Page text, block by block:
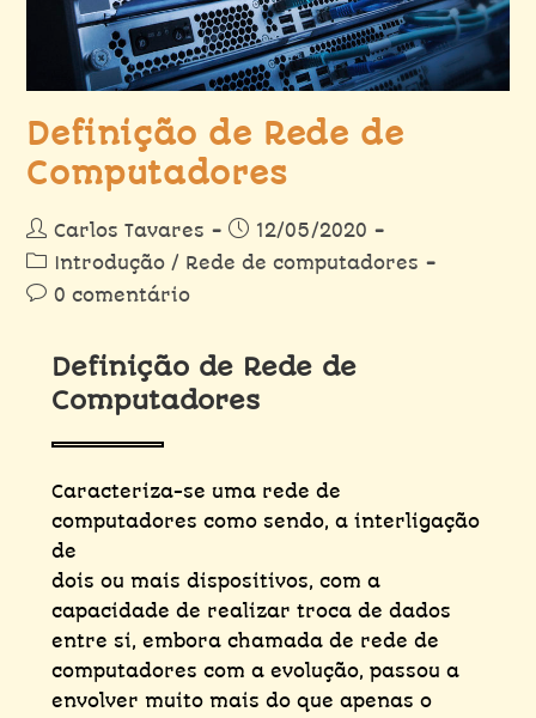
Definição de Rede de
Computadores
Carlos Tavares
12/05/2020
Introdução / Rede de computadores
0 comentário
Definição de Rede de
Computadores
Caracteriza-se uma rede de
computadores como sendo, a interligação
de
dois ou mais dispositivos, com a
capacidade de realizar troca de dados
entre si, embora chamada de rede de
computadores com a evolução, passou a
envolver muito mais do que apenas o